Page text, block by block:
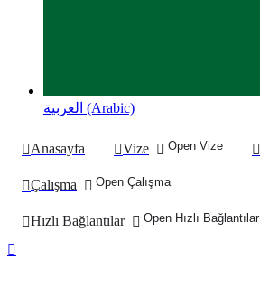
العربية (Arabic)
Anasayfa Vize Open Vize
Çalışma Open Çalışma
Hızlı Bağlantılar Open Hızlı Bağlantılar